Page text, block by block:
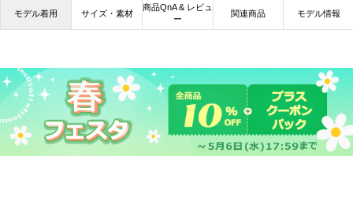
モデル着用 サイズ・素材
商品QnA & レビュ
ー
関連商品 モデル情報